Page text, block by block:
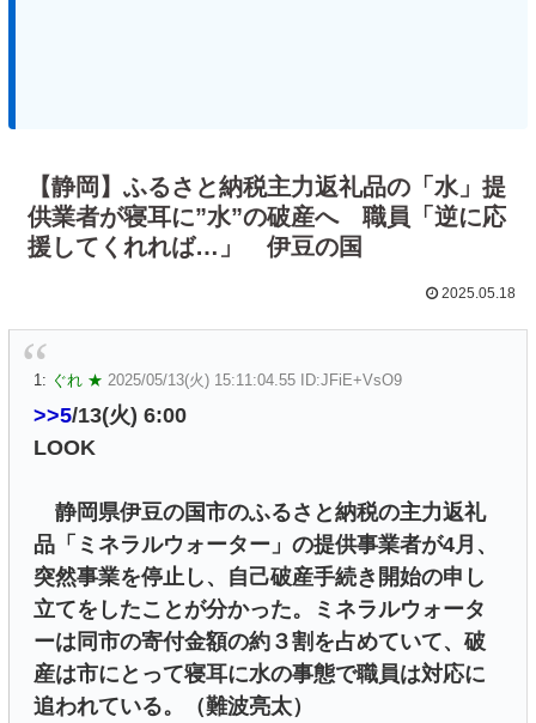
【静岡】ふるさと納税主力返礼品の「水」提
供業者が寝耳に”水”の破産へ 職員「逆に応
援してくれれば…」 伊豆の国
2025.05.18
1: ぐれ ★ 2025/05/13(火) 15:11:04.55 ID:JFiE+VsO9
>>5/13(火) 6:00
LOOK
静岡県伊豆の国市のふるさと納税の主力返礼
品「ミネラルウォーター」の提供事業者が4月、
突然事業を停止し、自己破産手続き開始の申し
立てをしたことが分かった。ミネラルウォータ
ーは同市の寄付金額の約３割を占めていて、破
産は市にとって寝耳に水の事態で職員は対応に
追われている。（難波亮太）